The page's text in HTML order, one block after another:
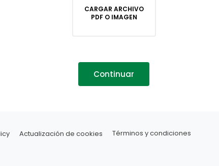
CARGAR ARCHIVO
PDF O IMAGEN
Continuar
Actualización de cookies Términos y condiciones